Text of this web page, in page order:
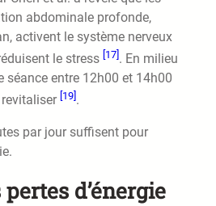
abdominale profonde,
activent le système nerveux
le stress [17]. En milieu
séance entre 12h00 et 14h00
[19] .
par jour suffisent pour
d’énergie